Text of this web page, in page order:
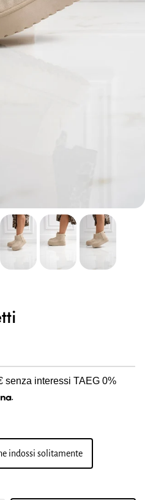
senza interessi TAEG 0%
indossi solitamente